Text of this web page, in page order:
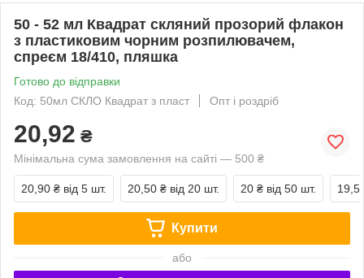
50 - 52 мл Квадрат скляний прозорий флакон
з пластиковим чорним розпилювачем,
спреєм 18/410, пляшка
Готово до відправки
Код: 50мл СКЛО Квадрат з пласт
Опт і роздріб
20,92 ₴
Мінімальна сума замовлення на сайті — 500 ₴
20,90 ₴ від 5 шт. 20,50 ₴ від 20 шт. 20 ₴ від 50 шт.
Купити
або